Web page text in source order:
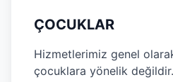
ÇOCUKLAR
Hizmetlerimiz genel
çocuklara yönelik değildir.